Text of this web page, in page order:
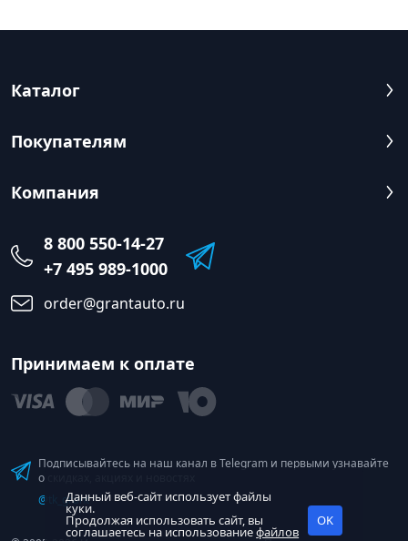
Каталог
Покупателям
Компания
8 800 550-14-27
+7 495 989-1000
order@grantauto.ru
Принимаем к оплате
Подписывайтесь на наш канал в Telegram и первыми узнавайте
о скидках, акциях и новостях
@tk_grantДанный веб-сайт использует файлы
куки.
Продолжая использовать сайт, вы
соглашаетесь на использованиефайлов
OK